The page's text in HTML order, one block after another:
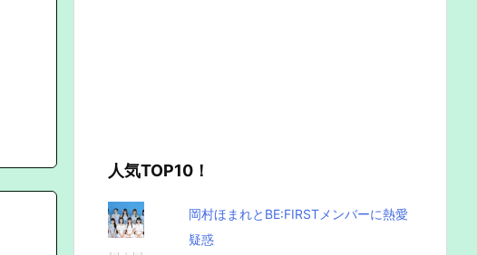
人気TOP10！
岡村ほまれとBE:FIRSTメンバーに熱愛
疑惑